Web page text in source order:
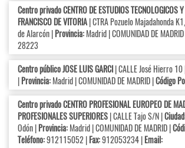
Centro privado CENTRO DE ESTUDIOS TECNOLOGICOS
FRANCISCO DE VITORIA| CTRA Pozuelo Majadahonda
de Alarcón |Provincia:Madrid | COMUNIDAD DE
28223
Centro público JOSE LUIS GARCI| CALLE José Hierro 10
|Provincia:Madrid | COMUNIDAD DE MADRID |Código
Centro privado CENTRO PROFESIONAL EUROPEO DE
PROFESIONALES SUPERIORES| CALLE Tajo S/N |
Odón |Provincia:Madrid | COMUNIDAD DE MADRID |
Teléfono:912115052 |Fax:912053234 |Email: